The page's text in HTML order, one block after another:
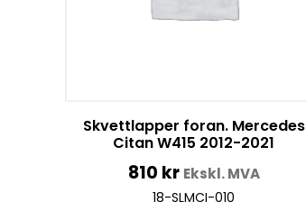
Skvettlapper foran. Mercedes
Citan W415 2012-2021
810 kr Ekskl. MVA
18-SLMCI-010